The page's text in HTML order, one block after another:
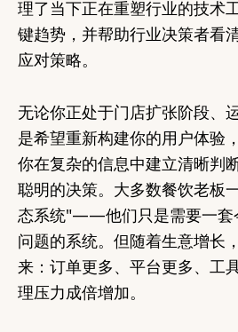
理了当下正在重塑行业的技术
键趋势，并帮助行业决策者看
应对策略。
无论你正处于门店扩张阶段、
是希望重新构建你的用户体验
你在复杂的信息中建立清晰判
聪明的决策。大多数餐饮老板
态系统"——他们只是需要一套
问题的系统。但随着生意增长
来：订单更多、平台更多、工
理压力成倍增加。